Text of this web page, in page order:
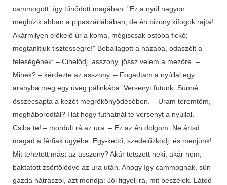
cammogott, így tűnődött magában: "Ez a nyúl nagyon
megbízik abban a pipaszárlábában, de én bizony kifogok rajta!
Akármilyen előkelő úr a koma, mégiscsak ostoba fickó;
megtanítjuk tisztességre!" Beballagott a házába, odaszólt a
feleségének: – Cihelődj, asszony, jössz velem a mezőre. –
Minek? – kérdezte az asszony. – Fogadtam a nyúllal egy
aranyba meg egy üveg pálinkába. Versenyt futunk. Sünné
összecsapta a kezét megrökönyödésében. – Uram teremtőm,
megháborodtál? Hát hogy futhatnál te versenyt a nyúllal. –
Csiba te! – mordult rá az ura. – Ez az én dolgom. Ne ártsd
magad a férfiak ügyébe. Egy-kettő, szedelőzködj, és menjünk!
Mit tehetett mást az asszony? Akár tetszett neki, akár nem,
baktatott zsörtölődve az ura után. Ahogy így cammognak, sün
gazda hátraszól, azt mondja: Jól figyelj rá, mit beszélek. Látod